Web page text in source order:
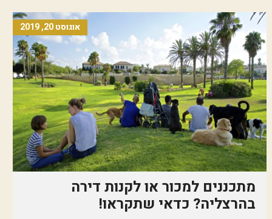
אוגוסט 20, 2019
מתכננים למכור או לקנות דירה
בהרצליה? כדאי שתקראו!